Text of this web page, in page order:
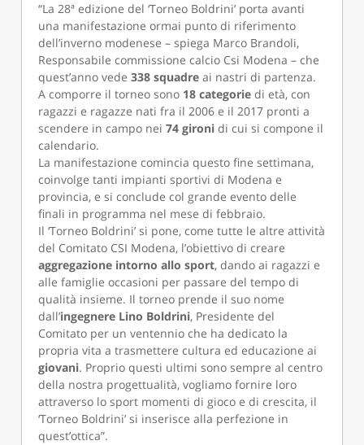
“La 28ª edizione del ‘Torneo Boldrini’ porta avanti
una manifestazione ormai punto di riferimento
dell’inverno modenese – spiega Marco Brandoli,
Responsabile commissione calcio Csi Modena – che
quest’anno vede338 squadre ai nastri di partenza.
A comporre il torneo sono 18 categoriedi età, con
ragazzi e ragazze nati fra il 2006 e il 2017 pronti a
scendere in campo nei74 gironidi cui si compone il
calendario.
La manifestazione comincia questo fine settimana,
coinvolge tanti impianti sportivi di Modena e
provincia, e si conclude col grande evento delle
finali in programma nel mese di febbraio.
Il ‘Torneo Boldrini’ si pone, come tutte le altre attività
del Comitato CSI Modena, l’obiettivo di creare
aggregazione intorno allo sport, dando ai ragazzi e
alle famiglie occasioni per passare del tempo di
qualità insieme. Il torneo prende il suo nome
dall’ingegnere Lino Boldrini, Presidente del
Comitato per un ventennio che ha dedicato la
propria vita a trasmettere cultura ed educazione ai
giovani. Proprio questi ultimi sono sempre al centro
della nostra progettualità, vogliamo fornire loro
attraverso lo sport momenti di gioco e di crescita, il
‘Torneo Boldrini’ si inserisce alla perfezione in
quest’ottica”.